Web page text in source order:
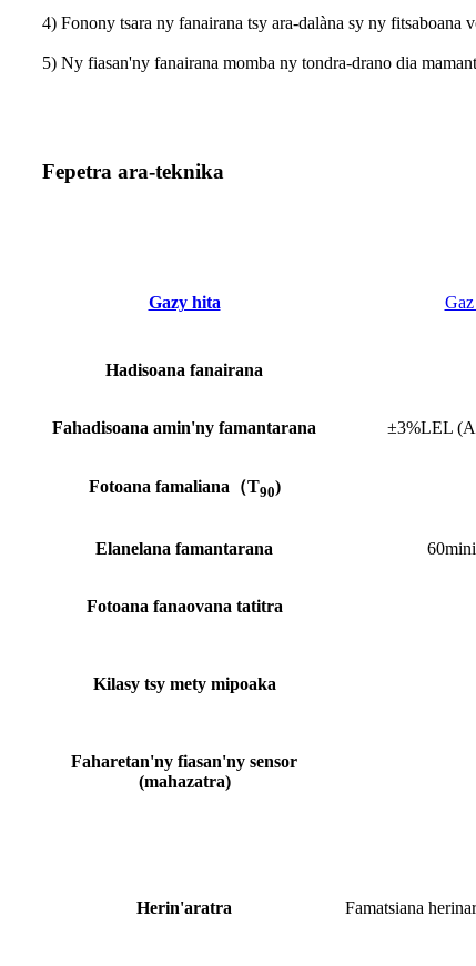
4) Fonony tsara ny fanairana tsy ara-dalàna sy ny fitsaboana
5) Ny fiasan'ny fanairana momba ny tondra-drano dia
Fepetra ara-teknika
Gazy hita
Hadisoana fanairana
Fahadisoana amin'ny famantarana ±3%LEL
Fotoana famaliana （T90)
Elanelana famantarana 60
Fotoana fanaovana tatitra
Kilasy tsy mety mipoaka
Faharetan'ny fiasan'ny sensor
(mahazatra)
Herin'aratra Famatsiana